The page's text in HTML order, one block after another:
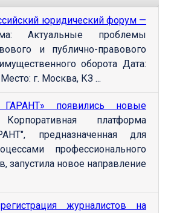
юридический форум —
Актуальные проблемы
и публично-правового
оборота Дата:
г. Москва, КЗ ...
появились новые
платформа
предназначенная для
профессионального
запустила новое направление
журналистов на